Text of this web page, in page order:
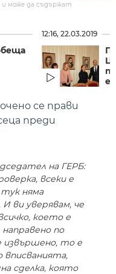
може да съдържат
12:16, 22.03.2019
се прави
преди
на ГЕРБ:
всеки е
тук няма
ви уверявам, че
което е
по
извършено, то е
вписванията,
сделка, която